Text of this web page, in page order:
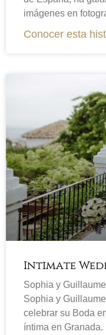
imágenes en
Conocer esta
Intimate
Sophia y
Sophia y
celebrar su Boda
íntima en Granada.